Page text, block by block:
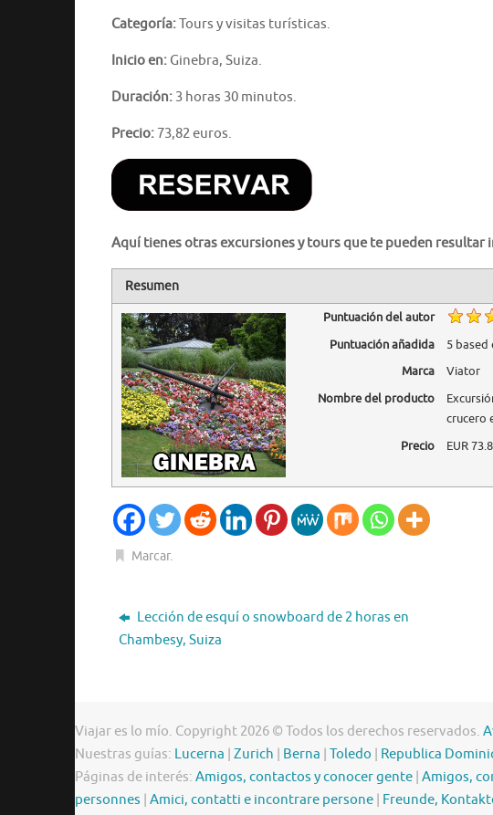
Categoría:Tours y visitas turísticas.
Inicio en: Ginebra, Suiza.
Duración: 3 horas 30 minutos.
Precio: 73,82 euros.
Aquí tienes otras excursiones y tours que te pueden resultar
Resumen
Puntuación del autor
Puntuación añadida
5based
Marca
Viator
Nombre del producto
crucero
Precio
EUR
Marcar.
Lección de esquí o snowboard de 2 horas en
Chambesy, Suiza
Viajar es lo mío. Copyright 2026 © Todos los derechos reservados.
Nuestras guías: Lucerna | Zurich | Berna | Toledo | Republica
Páginas de interés: Amigos, contactos y conocer gente | Amigos,
personnes | Amici, contatti e incontrare persone | Freunde,